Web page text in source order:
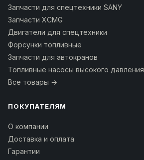
Запчасти для спецтехники SANY
Запчасти XCMG
Двигатели для спецтехники
Форсунки топливные
Запчасти для автокранов
Топливные насосы высокого давления
Все товары →
ПОКУПАТЕЛЯМ
О компании
Доставка и оплата
Гарантии